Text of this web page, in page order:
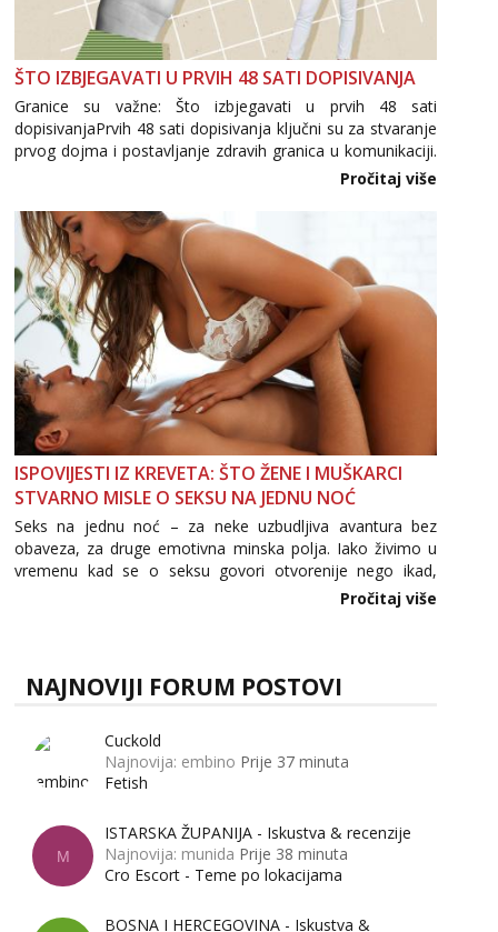
ŠTO IZBJEGAVATI U PRVIH 48 SATI DOPISIVANJA
Granice su važne: Što izbjegavati u prvih 48 sati
dopisivanjaPrvih 48 sati dopisivanja ključni su za stvaranje
prvog dojma i postavljanje zdravih granica u komunikaciji.
Važno je izbjeći prebrzo otkrivanje osobnih ili intimnih
informacija, jer nepoznata osoba još nije zaslužila to
povjerenje. Takođe...
Pročitaj više
ISPOVIJESTI IZ KREVETA: ŠTO ŽENE I MUŠKARCI
STVARNO MISLE O SEKSU NA JEDNU NOĆ
Seks na jednu noć – za neke uzbudljiva avantura bez
obaveza, za druge emotivna minska polja. Iako živimo u
vremenu kad se o seksu govori otvorenije nego ikad,
tema „jedne noći strasti“ i dalje izaziva burne rasprave. Što
Pročitaj više
NAJNOVIJI FORUM POSTOVI
Cuckold
Najnovija: embino Prije 37 minuta
Fetish
M
ISTARSKA ŽUPANIJA - Iskustva & recenzije
Najnovija: munida Prije 38 minuta
Cro Escort - Teme po lokacijama
BOSNA I HERCEGOVINA - Iskustva &